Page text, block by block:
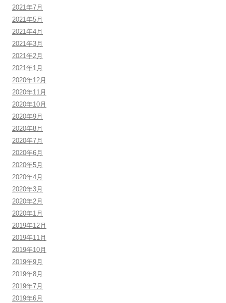
2021年7月
2021年5月
2021年4月
2021年3月
2021年2月
2021年1月
2020年12月
2020年11月
2020年10月
2020年9月
2020年8月
2020年7月
2020年6月
2020年5月
2020年4月
2020年3月
2020年2月
2020年1月
2019年12月
2019年11月
2019年10月
2019年9月
2019年8月
2019年7月
2019年6月